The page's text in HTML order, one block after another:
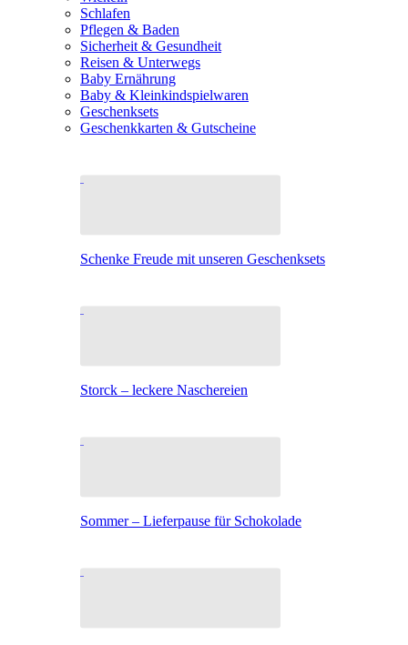
Schlafen
Pflegen & Baden
Sicherheit & Gesundheit
Reisen & Unterwegs
Baby Ernährung
Baby & Kleinkindspielwaren
Geschenksets
Geschenkkarten & Gutscheine
Schenke Freude mit unseren Geschenksets
Storck – leckere Naschereien
Sommer – Lieferpause für Schokolade